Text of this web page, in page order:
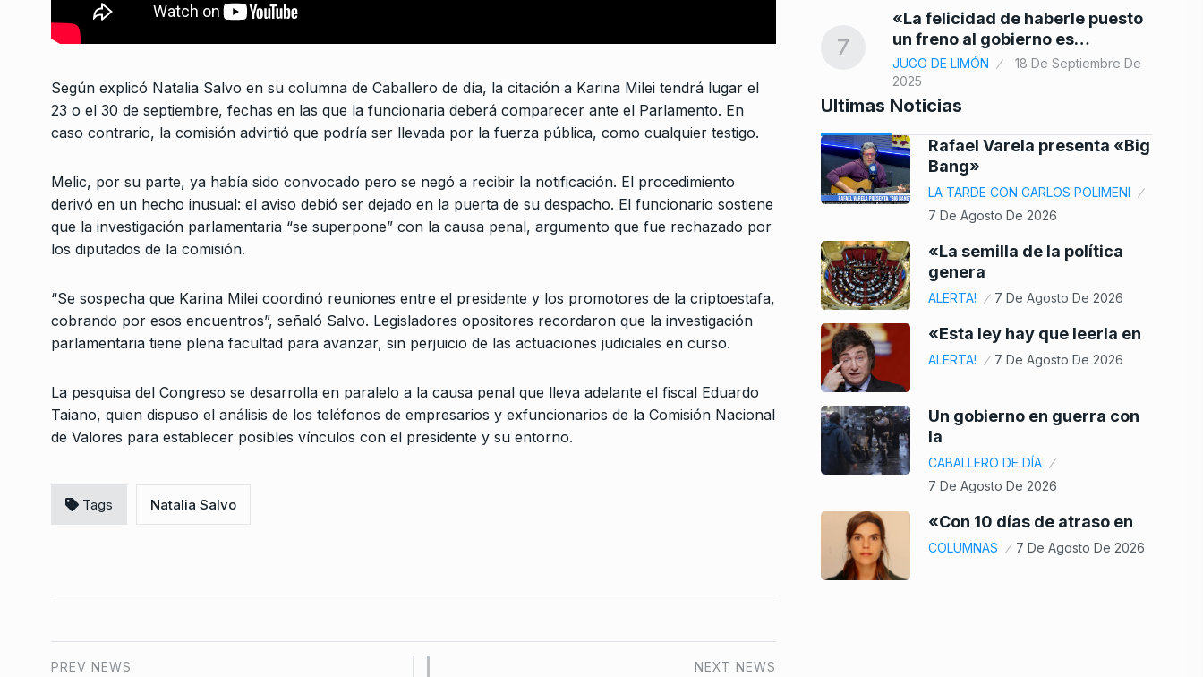
Según explicó Natalia Salvo en su columna de Caballero de día, la citación a Karina Milei tendrá lugar el
23 o el 30 de septiembre, fechas en las que la funcionaria deberá comparecer ante el Parlamento. En
caso contrario, la comisión advirtió que podría ser llevada por la fuerza pública, como cualquier testigo.
Melic, por su parte, ya había sido convocado pero se negó a recibir la notificación. El procedimiento
derivó en un hecho inusual: el aviso debió ser dejado en la puerta de su despacho. El funcionario sostiene
que la investigación parlamentaria “se superpone” con la causa penal, argumento que fue rechazado por
los diputados de la comisión.
“Se sospecha que Karina Milei coordinó reuniones entre el presidente y los promotores de la criptoestafa,
cobrando por esos encuentros”, señaló Salvo. Legisladores opositores recordaron que la investigación
parlamentaria tiene plena facultad para avanzar, sin perjuicio de las actuaciones judiciales en curso.
La pesquisa del Congreso se desarrolla en paralelo a la causa penal que lleva adelante el fiscal Eduardo
Taiano, quien dispuso el análisis de los teléfonos de empresarios y exfuncionarios de la Comisión Nacional
de Valores para establecer posibles vínculos con el presidente y su entorno.
Tags Natalia Salvo
PREV NEWS NEXT NEWS
7
«La felicidad de haberle puesto
7
«La felicidad de haberle puesto
un freno al gobierno es…
JUGO DE LIMÓN
18 De Septiembre De
2025
Ultimas Noticias
Rafael Varela presenta «Big
Bang»
LA TARDE CON CARLOS POLIMENI
7 De Agosto De 2026
«La semilla de la política
genera
ALERTA! 7 De Agosto De 2026
«Esta ley hay que leerla en
ALERTA! 7 De Agosto De 2026
Un gobierno en guerra con
la
CABALLERO DE DÍA
7 De Agosto De 2026
«Con 10 días de atraso en
COLUMNAS 7 De Agosto De 2026